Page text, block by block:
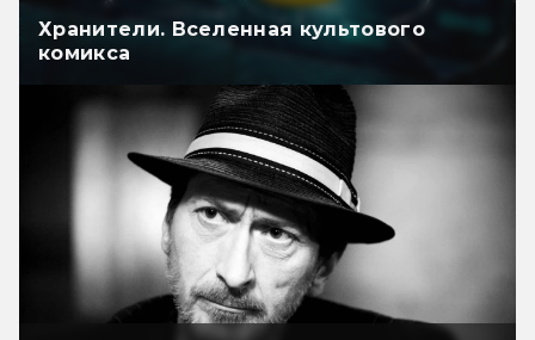
Хранители. Вселенная культового
комикса